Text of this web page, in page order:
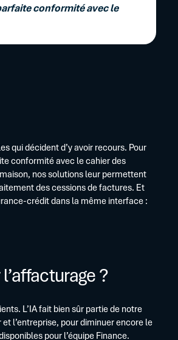
conformité avec le
qui décident d’y avoir recours. Pour
conformité avec le cahier des
nos solutions leur permettent
des cessions de factures. Et
crédit dans la même interface :
?
L’IA fait bien sûr partie de notre
l’entreprise, pour diminuer encore le
pour l’équipe Finance.